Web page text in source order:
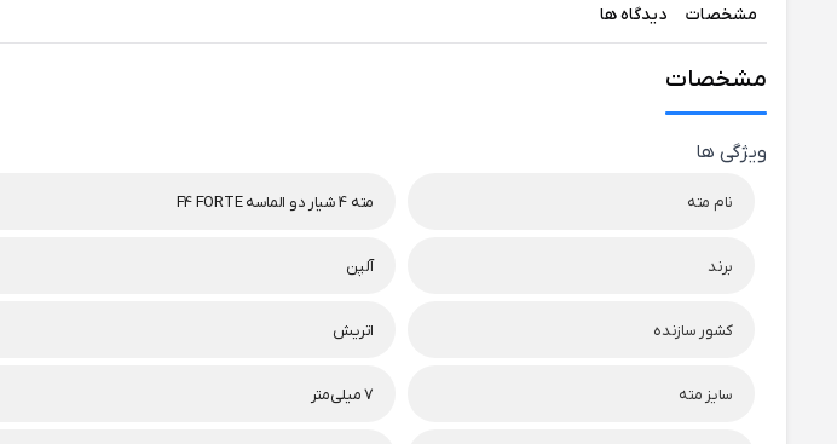
مشخصات دیدگاه ها
مشخصات
ویژگی ها
نام مته مته 4 شیار دو الماسه F4 FORTE
برند آلپن
کشور سازنده اتریش
سایز مته 7 میلی‌متر